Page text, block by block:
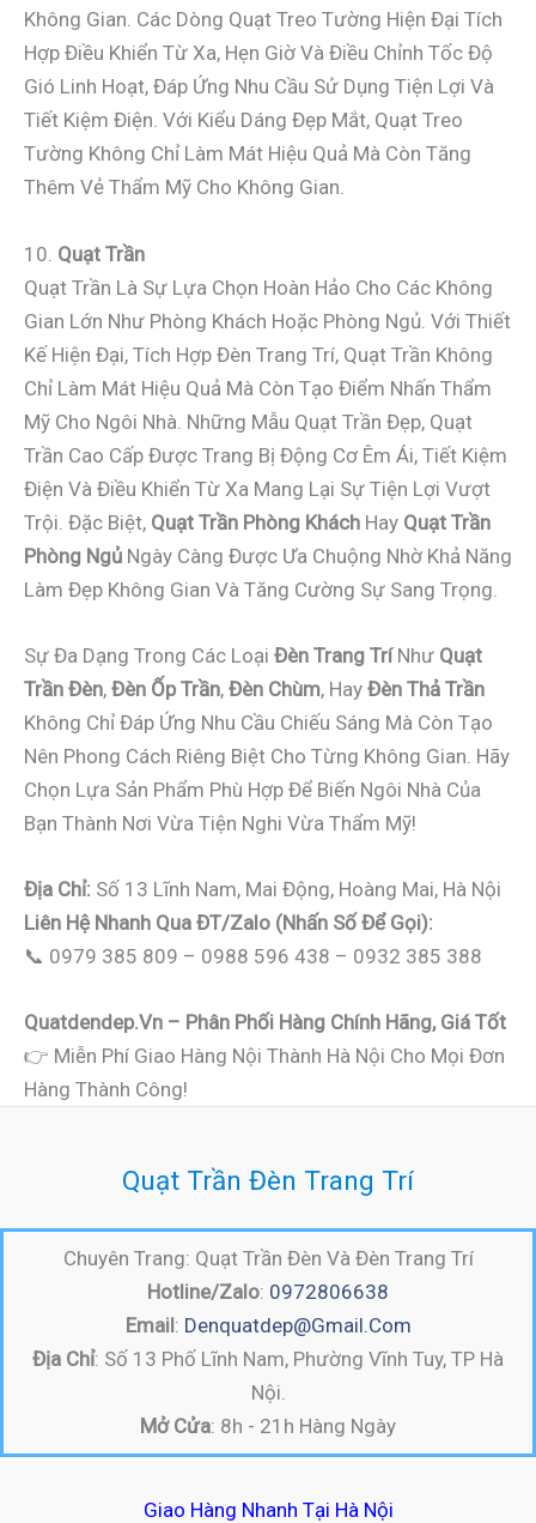
Không Gian. Các Dòng Quạt Treo Tường Hiện Đại Tích
Hợp Điều Khiển Từ Xa, Hẹn Giờ Và Điều Chỉnh Tốc Độ
Gió Linh Hoạt, Đáp Ứng Nhu Cầu Sử Dụng Tiện Lợi Và
Tiết Kiệm Điện. Với Kiểu Dáng Đẹp Mắt, Quạt Treo
Tường Không Chỉ Làm Mát Hiệu Quả Mà Còn Tăng
Thêm Vẻ Thẩm Mỹ Cho Không Gian.
10. Quạt Trần
Quạt Trần Là Sự Lựa Chọn Hoàn Hảo Cho Các Không
Gian Lớn Như Phòng Khách Hoặc Phòng Ngủ. Với Thiết
Kế Hiện Đại, Tích Hợp Đèn Trang Trí, Quạt Trần Không
Chỉ Làm Mát Hiệu Quả Mà Còn Tạo Điểm Nhấn Thẩm
Mỹ Cho Ngôi Nhà. Những Mẫu Quạt Trần Đẹp, Quạt
Trần Cao Cấp Được Trang Bị Động Cơ Êm Ái, Tiết Kiệm
Điện Và Điều Khiển Từ Xa Mang Lại Sự Tiện Lợi Vượt
Trội. Đặc Biệt, Quạt Trần Phòng Khách Hay Quạt Trần
Phòng Ngủ Ngày Càng Được Ưa Chuộng Nhờ Khả Năng
Làm Đẹp Không Gian Và Tăng Cường Sự Sang Trọng.
Sự Đa Dạng Trong Các Loại Đèn Trang TríNhư Quạt
Trần Đèn, Đèn Ốp Trần, Đèn Chùm, Hay Đèn Thả Trần
Không Chỉ Đáp Ứng Nhu Cầu Chiếu Sáng Mà Còn Tạo
Nên Phong Cách Riêng Biệt Cho Từng Không Gian. Hãy
Chọn Lựa Sản Phẩm Phù Hợp Để Biến Ngôi Nhà Của
Bạn Thành Nơi Vừa Tiện Nghi Vừa Thẩm Mỹ!
Địa Chỉ: Số 13 Lĩnh Nam, Mai Động, Hoàng Mai, Hà Nội
Liên Hệ Nhanh Qua ĐT/Zalo (nhấn Số Để Gọi):
📞 0979 385 809 – 0988 596 438 – 0932 385 388
Quatdendep.vn – Phân Phối Hàng Chính Hãng, Giá Tốt
👉 Miễn Phí Giao Hàng Nội Thành Hà Nội Cho Mọi Đơn
Hàng Thành Công!
Quạt Trần Đèn Trang Trí
Chuyên Trang: Quạt Trần Đèn Và Đèn Trang Trí
Hotline/Zalo: 0972806638
Email: Denquatdep@gmail.com
Địa Chỉ: Số 13 Phố Lĩnh Nam, Phường Vĩnh Tuy, TP Hà
Nội.
Mở Cửa: 8h - 21h Hàng Ngày
Giao Hàng Nhanh Tại Hà Nội